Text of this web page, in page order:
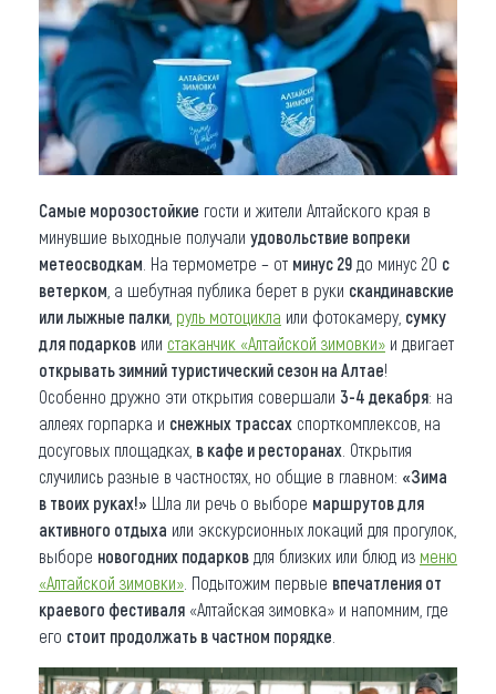
Коллекция впечатлений
Другие рубрики
Самые морозостойкие гости и жители Алтайского края в
минувшие выходные получали удовольствие вопреки
метеосводкам . На термометре – от минус 29 до минус 20 с
ветерком , а шебутная публика берет в руки скандинавские
или лыжные палки руль мотоцикла или фотокамеру, сумку
для подарков или стаканчик «Алтайской зимовки» и двигает
открывать зимний туристический сезон на Алтае!
Особенно дружно эти открытия совершали 3-4 декабря: на
аллеях горпарка и снежных трассах спорткомплексов, на
досуговых площадках, в кафе и ресторанах . Открытия
случились разные в частностях, но общие в главном: «Зима
в твоих руках!» Шла ли речь о выборе маршрутов для
активного отдыха или экскурсионных локаций для прогулок,
выборе новогодних подарков для близких или блюд из меню
«Алтайской зимовки» . Подытожим первые впечатления от
краевого фестиваля «Алтайская зимовка» и напомним, где
его стоит продолжать в частном порядке